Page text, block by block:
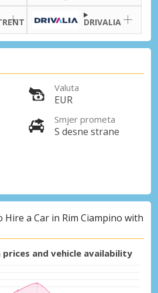
DRIVALIA
Valuta
EUR
Smjer prometa
S desne strane
a Car in Rim Ciampino with
and vehicle availability
ponudama naših
Prijava putem eLinka